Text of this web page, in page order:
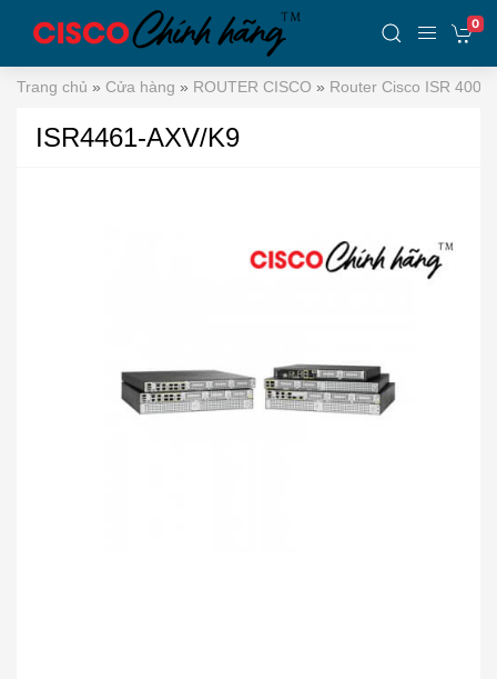
0
Trang chủ » Cửa hàng » ROUTER CISCO » Router Cisco ISR 4000
ISR4461-AXV/K9